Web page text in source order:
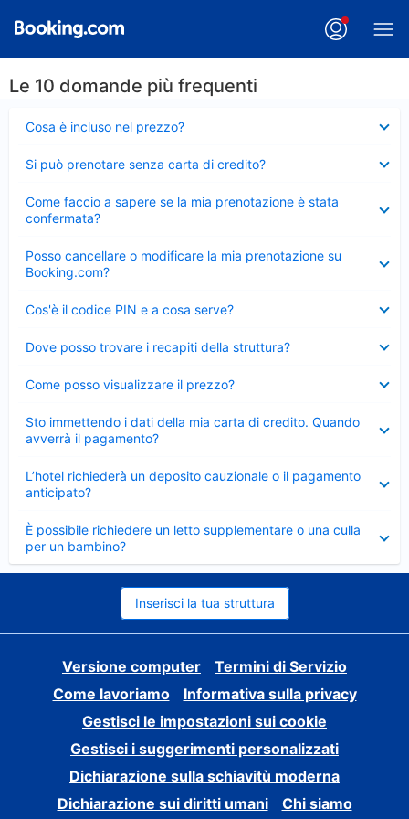
Le 10 domande più frequenti
Cosa è incluso nel prezzo?
chiuso
Si può prenotare senza carta di credito?
chiuso
Come faccio a sapere se la mia prenotazione è stata
confermata?
chiuso
Posso cancellare o modificare la mia prenotazione su
Booking.com?
chiuso
Cos'è il codice PIN e a cosa serve?
chiuso
Dove posso trovare i recapiti della struttura?
chiuso
Come posso visualizzare il prezzo?
chiuso
Sto immettendo i dati della mia carta di credito. Quando
avverrà il pagamento?
chiuso
L’hotel richiederà un deposito cauzionale o il pagamento
anticipato?
chiuso
È possibile richiedere un letto supplementare o una culla
per un bambino?
Elemento
chiuso
Inserisci la tua struttura
Versione computer
Termini di Servizio
Come lavoriamo
Informativa sulla privacy
Gestisci le impostazioni sui cookie
Gestisci i suggerimenti personalizzati
Dichiarazione sulla schiavitù moderna
Dichiarazione sui diritti umani
Chi siamo